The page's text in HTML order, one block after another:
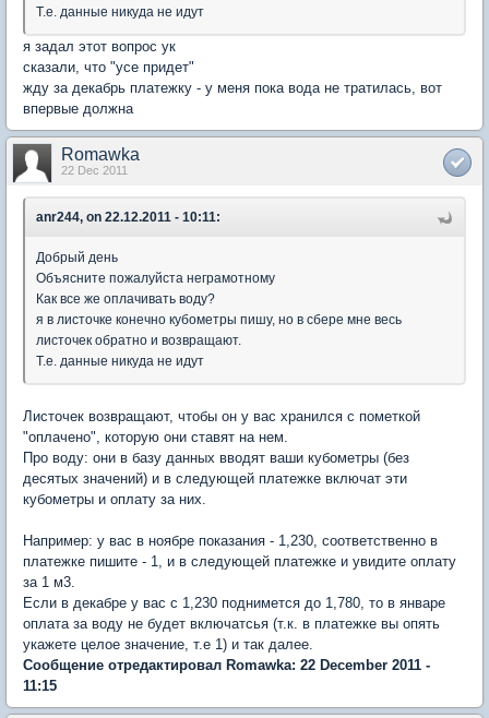
Т.е. данные никуда не идут
я задал этот вопрос ук
сказали, что "усе придет"
жду за декабрь платежку - у меня пока вода не тратилась, вот
впервые должна
Romawka
22 Dec 2011
anr244, on 22.12.2011 - 10:11:
Добрый день
Объясните пожалуйста неграмотному
Как все же оплачивать воду?
я в листочке конечно кубометры пишу, но в сбере мне весь
листочек обратно и возвращают.
Т.е. данные никуда не идут
Листочек возвращают, чтобы он у вас хранился с пометкой
"оплачено", которую они ставят на нем.
Про воду: они в базу данных вводят ваши кубометры (без
десятых значений) и в следующей платежке включат эти
кубометры и оплату за них.
Например: у вас в ноябре показания - 1,230, соответственно в
платежке пишите - 1, и в следующей платежке и увидите оплату
за 1 м3.
Если в декабре у вас с 1,230 поднимется до 1,780, то в январе
оплата за воду не будет включатсья (т.к. в платежке вы опять
укажете целое значение, т.е 1) и так далее.
Сообщение отредактировал Romawka: 22 December 2011 -
11:15